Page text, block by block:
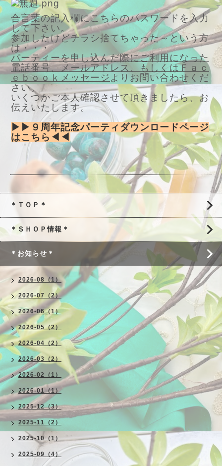
合言葉の記入欄にこちらのパスワードを入力
して下さい。
参加したけどチラシ捨てちゃった～という方
は・・・
パーティーを申し込んだ際にご利用になった
電話番号、メールアドレス、もしくはＦａｃ
ｅｂｏｏｋメッセージ よりお問い合わせくだ
さい。
いくつかご本人確認させて頂きましたら、お
伝えいたします。
▶▶９周年記念パーティダウンロードページ
はこちら◀◀
＊ＴＯＰ＊
＊ＳＨＯＰ情報＊
＊お知らせ＊
2026-08（1）
2026-07（2）
2026-06（1）
2026-05（2）
2026-04（2）
2026-03（2）
2026-02（1）
2026-01（1）
2025-12（3）
2025-11（2）
2025-10（1）
2025-09（4）